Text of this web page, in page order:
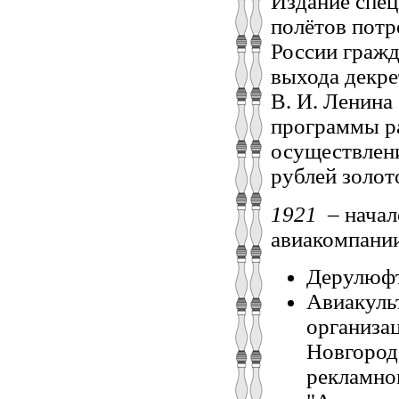
полётов
России
выхода
В. И. Ленина
программы
рублей
1921 –